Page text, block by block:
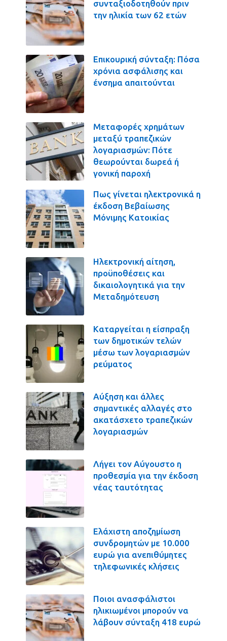
συνταξιοδοτηθούν πριν
την ηλικία των 62 ετών
Επικουρική σύνταξη: Πόσα
χρόνια ασφάλισης και
ένσημα απαιτούνται
Μεταφορές χρημάτων
μεταξύ τραπεζικών
λογαριασμών: Πότε
θεωρούνται δωρεά ή
γονική παροχή
Πως γίνεται ηλεκτρονικά η
έκδοση Βεβαίωσης
Μόνιμης Κατοικίας
Ηλεκτρονική αίτηση,
προϋποθέσεις και
δικαιολογητικά για την
Μεταδημότευση
Καταργείται η είσπραξη
των δημοτικών τελών
μέσω των λογαριασμών
ρεύματος
Αύξηση και άλλες
σημαντικές αλλαγές στο
ακατάσχετο τραπεζικών
λογαριασμών
Λήγει τον Αύγουστο η
προθεσμία για την έκδοση
νέας ταυτότητας
Ελάχιστη αποζημίωση
συνδρομητών με 10.000
ευρώ για ανεπιθύμητες
τηλεφωνικές κλήσεις
Ποιοι ανασφάλιστοι
ηλικιωμένοι μπορούν να
λάβουν σύνταξη 418 ευρώ